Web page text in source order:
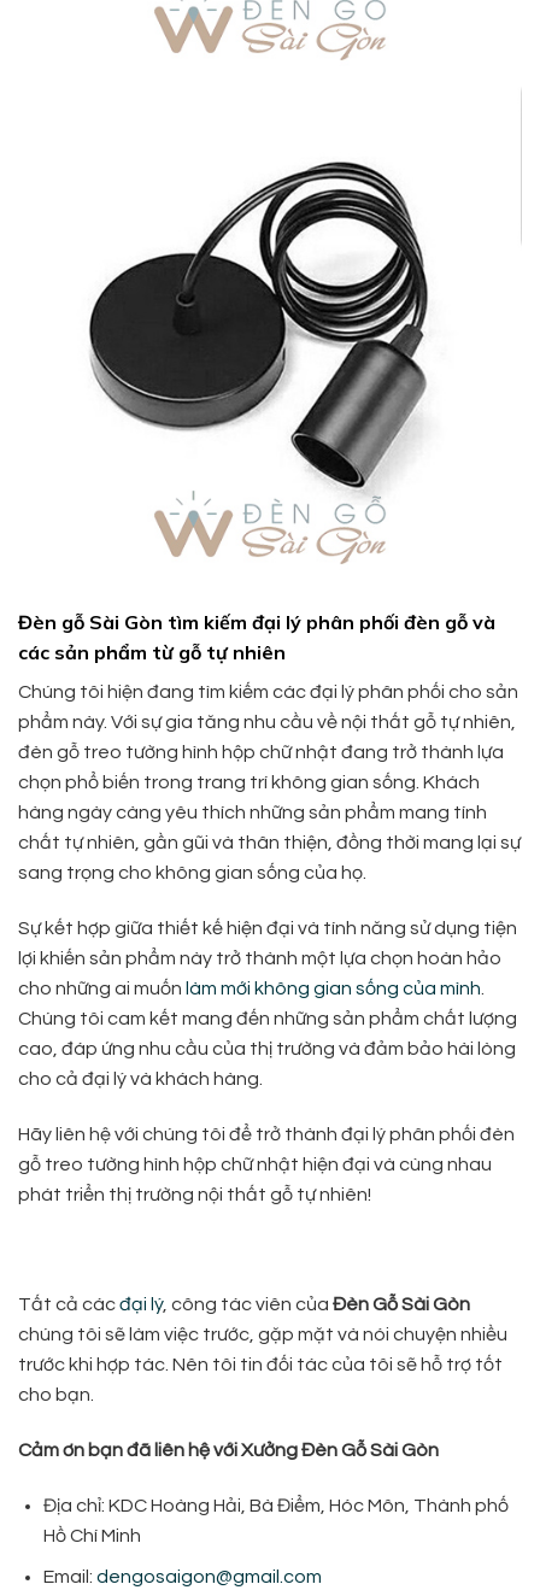
Đèn gỗ Sài Gòn tìm kiếm đại lý phân phối đèn gỗ và
các sản phẩm từ gỗ tự nhiên
Chúng tôi hiện đang tìm kiếm các đại lý phân phối cho sản
phẩm này. Với sự gia tăng nhu cầu về nội thất gỗ tự nhiên,
đèn gỗ treo tường hình hộp chữ nhật đang trở thành lựa
chọn phổ biến trong trang trí không gian sống. Khách
hàng ngày càng yêu thích những sản phẩm mang tính
chất tự nhiên, gần gũi và thân thiện, đồng thời mang lại sự
sang trọng cho không gian sống của họ.
Sự kết hợp giữa thiết kế hiện đại và tính năng sử dụng tiện
lợi khiến sản phẩm này trở thành một lựa chọn hoàn hảo
cho những ai muốn làm mới không gian sống của mình
Chúng tôi cam kết mang đến những sản phẩm chất lượng
cao, đáp ứng nhu cầu của thị trường và đảm bảo hài lòng
cho cả đại lý và khách hàng.
Hãy liên hệ với chúng tôi để trở thành đại lý phân phối đèn
gỗ treo tường hình hộp chữ nhật hiện đại và cùng nhau
phát triển thị trường nội thất gỗ tự nhiên!
Tất cả cácđại lý, công tác viên của Đèn Gỗ Sài Gòn
chúng tôi sẽ làm việc trước, gặp mặt và nói chuyện nhiều
trước khi hợp tác. Nên tôi tin đối tác của tôi sẽ hỗ trợ tốt
cho bạn.
Cảm ơn bạn đã liên hệ với Xưởng Đèn Gỗ Sài Gòn
Địa chỉ: KDC Hoàng Hải, Bà Điểm, Hóc Môn, Thành phố
Hồ Chí Minh
Email: dengosaigon@gmail.com